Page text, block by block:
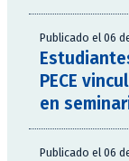
Publicado el 06
PECE
en
Publicado el 06